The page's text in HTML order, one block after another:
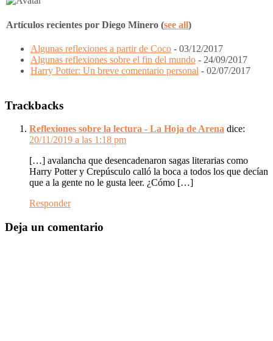
Artículos recientes por Diego Minero (see all)
Algunas reflexiones a partir de Coco - 03/12/2017
Algunas reflexiones sobre el fin del mundo - 24/09/2017
Harry Potter: Un breve comentario personal - 02/07/2017
del
Lector
Trackbacks
Reflexiones sobre la lectura - La Hoja de Arena dice:
20/11/2019 a las 1:18 pm
[…] avalancha que desencadenaron sagas literarias como
Harry Potter y Crepúsculo calló la boca a todos los que decían
que a la gente no le gusta leer. ¿Cómo […]
Responder
Deja un comentario